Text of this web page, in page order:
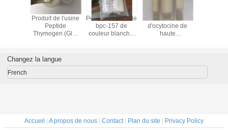
Produit de l'usine
Peptide
Thymogen (Glu-
Pentadecapeptide
bpc-157 de
couleur blanche,
Acétate
d'ocytocine de
haute
synthétique de
Changez la langue
French
Accueil A propos de nous Contact| Plan du site Privacy Policy